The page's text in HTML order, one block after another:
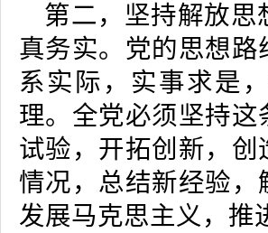
第二，坚持解放思
真务实。党的思想
系实际，实事求是
理。全党必须坚持
试验，开拓创新，
情况，总结新经验
发展马克思主义，推